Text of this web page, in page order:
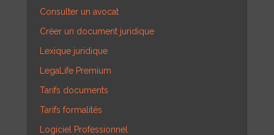
Consulter un avocat
Créer un document juridique
Lexique juridique
LegaLife Premium
Tarifs documents
Tarifs formalités
Logiciel Professionnel